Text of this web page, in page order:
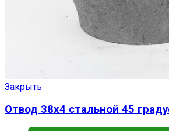
Закрыть
Отвод 38х4 стальной 45